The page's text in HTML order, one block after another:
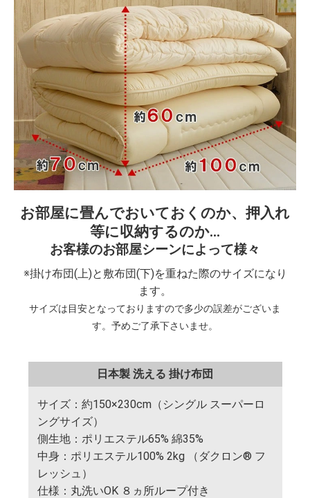
お部屋に畳んでおいておくのか、押入れ
等に収納するのか…
お客様のお部屋シーンによって様々
※掛け布団(上)と敷布団(下)を重ねた際のサイズになり
ます。
サイズは目安となっておりますので多少の誤差がございま
す。予めご了承下さいませ。
日本製 洗える 掛け布団
サイズ：約150×230cm（シングル スーパーロ
ングサイズ）
側生地：ポリエステル65% 綿35%
中身：ポリエステル100% 2kg （ダクロン® フ
レッシュ）
仕様：丸洗いOK ８ヵ所ループ付き